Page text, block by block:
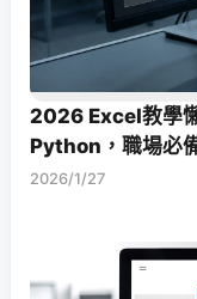
2026 Excel教學
Python，職場必
2026/1/27